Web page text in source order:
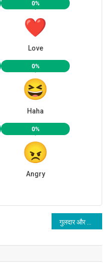
0%
Love
0%
Haha
0%
Angry
गुलदार और भालू का आतंक CM धामी के निर्देश, स्कूली बच्चों को मिलेगी एस्कार्ट, डीएफओ पर एक्शन